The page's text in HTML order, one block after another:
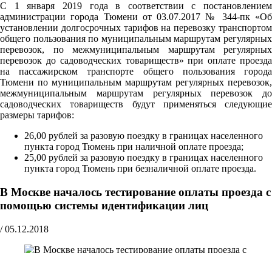
С 1 января 2019 года в соответствии с постановлением
администрации города Тюмени от 03.07.2017 № 344-пк «Об
установлении долгосрочных тарифов на перевозку транспортом
общего пользования по муниципальным маршрутам регулярных
перевозок, по межмуниципальным маршрутам регулярных
перевозок до садоводческих товариществ» при оплате проезда
на пассажирском транспорте общего пользования города
Тюмени по муниципальным маршрутам регулярных перевозок,
межмуниципальным маршрутам регулярных перевозок до
садоводческих товариществ будут применяться следующие
размеры тарифов:
26,00 рублей за разовую поездку в границах населенного
пункта город Тюмень при наличной оплате проезда;
25,00 рублей за разовую поездку в границах населенного
пункта город Тюмень при безналичной оплате проезда.
В Москве началось тестирование оплаты проезда с
помощью системы идентификации лиц
/ 05.12.2018